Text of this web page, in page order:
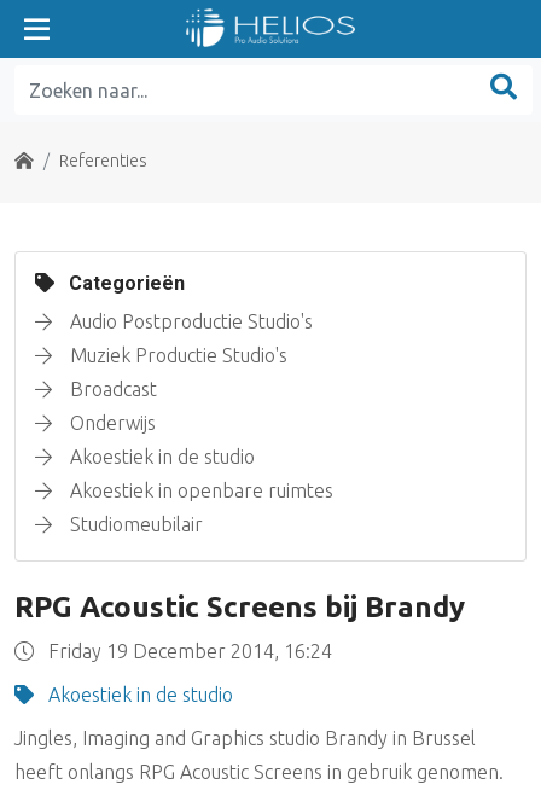
Home Referenties
RPG Acoustic Screens bij Brandy
Friday 19 December 2014, 16:24
Akoestiek in de studio
Jingles, Imaging and Graphics studio Brandy in Brussel
heeft onlangs RPG Acoustic Screens in gebruik genomen.
Categorieën
Audio Postproductie Studio's
Muziek Productie Studio's
Broadcast
Onderwijs
Akoestiek in de studio
Akoestiek in openbare ruimtes
Studiomeubilair